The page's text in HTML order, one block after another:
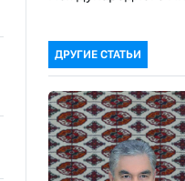
ДРУГИЕ СТАТЬИ